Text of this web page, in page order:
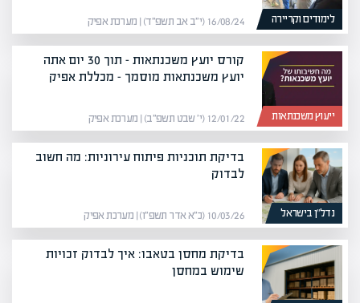
לימודים וקריירה 16/08/24 (י״ב אב תשפ״ד) | מערכת אפיק
ייעוץ משכנתאות
קורס יועץ משכנתאות – תוך 30 יום אתה
יועץ משכנתאות מוסמך – מכללת אפיק
12/01/22 (י׳ שבט תשפ״ב) | מערכת אפיק
נדל”ן בישראל
בדיקת תוכניות פיתוח עירוניות: מה חשוב
לבדוק
10/03/26 (כ״א אדר תשפ״ו) | מערכת אפיק
בדיקת מחסן בטאבו: איך לבדוק זכויות
שימוש במחסן